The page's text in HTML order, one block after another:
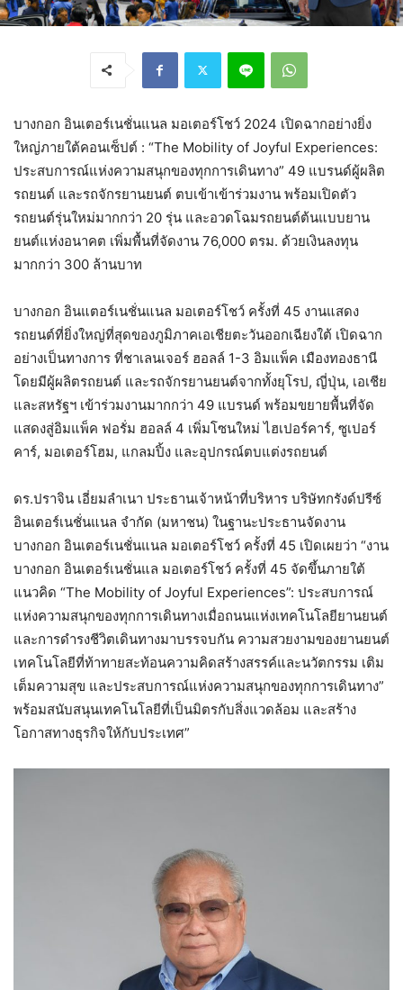
บางกอก อินเตอร์เนชั่นแนล มอเตอร์โชว์ 2024 เปิดฉากอย่างยิ่ง
ใหญ่ภายใต้คอนเซ็ปต์ : “The Mobility of Joyful Experiences:
ประสบการณ์แห่งความสนุกของทุกการเดินทาง” 49 แบรนด์ผู้ผลิต
รถยนต์ และรถจักรยานยนต์ ตบเข้าเข้าร่วมงาน พร้อมเปิดตัว
รถยนต์รุ่นใหม่มากกว่า 20 รุ่น และอวดโฉมรถยนต์ต้นแบบยาน
ยนต์แห่งอนาคต เพิ่มพื้นที่จัดงาน 76,000 ตรม. ด้วยเงินลงทุน
มากกว่า 300 ล้านบาท
บางกอก อินแตอร์เนชั่นแนล มอเตอร์โชว์ ครั้งที่ 45 งานแสดง
รถยนต์ที่ยิ่งใหญ่ที่สุดของภูมิภาคเอเชียตะวันออกเฉียงใต้ เปิดฉาก
อย่างเป็นทางการ ที่ชาเลนเจอร์ ฮอลล์ 1-3 อิมแพ็ค เมืองทองธานี
โดยมีผู้ผลิตรถยนต์ และรถจักรยานยนต์จากทั้งยุโรป, ญี่ปุ่น, เอเชีย
และสหรัฐฯ เข้าร่วมงานมากกว่า 49 แบรนด์ พร้อมขยายพื้นที่จัด
แสดงสู่อิมแพ็ค ฟอรั่ม ฮอลล์ 4 เพิ่มโซนใหม่ ไฮเปอร์คาร์, ซูเปอร์
คาร์, มอเตอร์โฮม, แกลมปิ้ง และอุปกรณ์ตบแต่งรถยนต์
ดร.ปราจิน เอี่ยมลำเนา ประธานเจ้าหน้าที่บริหาร บริษัทกรังด์ปรีซ์
อินเตอร์เนชั่นแนล จำกัด (มหาชน) ในฐานะประธานจัดงาน
บางกอก อินเตอร์เนชั่นแนล มอเตอร์โชว์ ครั้งที่ 45 เปิดเผยว่า “งาน
บางกอก อินเตอร์เนชั่นแล มอเตอร์โชว์ ครั้งที่ 45 จัดขึ้นภายใต้
แนวคิด “The Mobility of Joyful Experiences”: ประสบการณ์
แห่งความสนุกของทุกการเดินทางเมื่อถนนแห่งเทคโนโลยียานยนต์
และการดำรงชีวิตเดินทางมาบรรจบกัน ความสวยงามของยานยนต์
เทคโนโลยีที่ท้าทายสะท้อนความคิดสร้างสรรค์และนวัตกรรม เติม
เต็มความสุข และประสบการณ์แห่งความสนุกของทุกการเดินทาง”
พร้อมสนับสนุนเทคโนโลยีที่เป็นมิตรกับสิ่งแวดล้อม และสร้าง
โอกาสทางธุรกิจให้กับประเทศ”